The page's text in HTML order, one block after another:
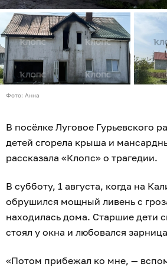
Фото: Анна
В посёлке Луговое Гурьевского
детей сгорела крыша и
рассказала «Клопс» о трагедии.
В субботу, 1 августа, когда на
обрушился мощный ливень с
находилась дома. Старшие дети
стоял у окна и любовался
«Потом прибежал ко мне, —